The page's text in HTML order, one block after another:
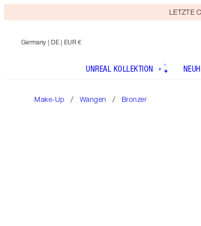
LETZTE
Germany | DE | EUR €
UNREAL KOLLEKTION
Make-Up Wangen Bronzer